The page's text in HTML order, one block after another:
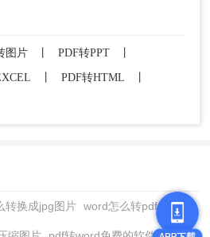
图片 PDF转PPT
PDF转HTML
转换成jpg图片 word怎么转pdf